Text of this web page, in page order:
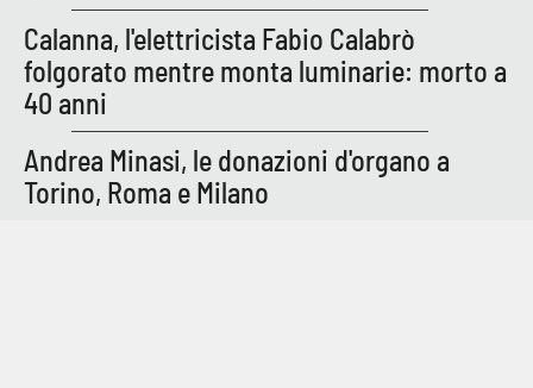
Calanna, l'elettricista Fabio Calabrò
folgorato mentre monta luminarie: morto a
40 anni
Andrea Minasi, le donazioni d'organo a
Torino, Roma e Milano